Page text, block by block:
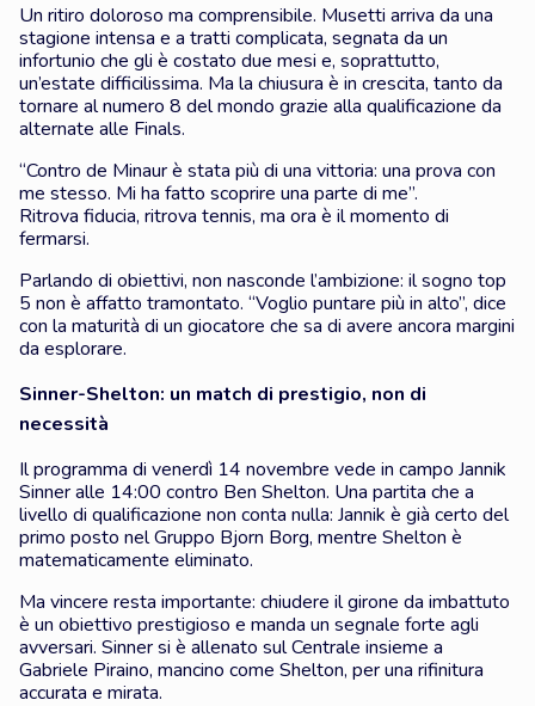
Un ritiro doloroso ma comprensibile. Musetti arriva da una
stagione intensa e a tratti complicata, segnata da un
infortunio che gli è costato due mesi e, soprattutto,
un’estate difficilissima. Ma la chiusura è in crescita, tanto da
tornare al numero 8 del mondo grazie alla qualificazione da
alternate alle Finals.
“Contro de Minaur è stata più di una vittoria: una prova con
me stesso. Mi ha fatto scoprire una parte di me”.
Ritrova fiducia, ritrova tennis, ma ora è il momento di
fermarsi.
Parlando di obiettivi, non nasconde l’ambizione: il sogno top
5 non è affatto tramontato. “Voglio puntare più in alto”, dice
con la maturità di un giocatore che sa di avere ancora margini
da esplorare.
Sinner-Shelton: un match di prestigio, non di
necessità
Il programma di venerdì 14 novembre vede in campo Jannik
Sinner alle 14:00 contro Ben Shelton. Una partita che a
livello di qualificazione non conta nulla: Jannik è già certo del
primo posto nel Gruppo Bjorn Borg, mentre Shelton è
matematicamente eliminato.
Ma vincere resta importante: chiudere il girone da imbattuto
è un obiettivo prestigioso e manda un segnale forte agli
avversari. Sinner si è allenato sul Centrale insieme a
Gabriele Piraino, mancino come Shelton, per una rifinitura
accurata e mirata.